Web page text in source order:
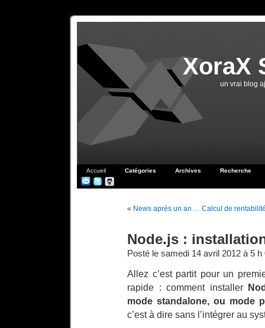
XoraX
un vrai blog
Accueil Catégories Archives Recherche
« News après un an… Calcul de
Node.js :
Posté le samedi 14 avril 2012 à 5
Allez c’est partit pour un
rapide : comment installer
mode standalone, ou mode
c’est à dire sans l’intégrer au